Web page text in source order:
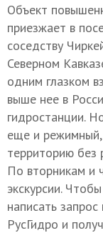
Объект
приезжает в
соседству
Северном
одним глазком
выше нее в
гидростанции.
еще и режимный,
территорию без
По вторникам и
экскурсии.
написать
РусГидро и